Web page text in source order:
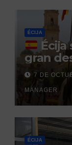
ÉCIJA
Écija
gran
la
el
Caballar
7 DE
MANAGER
ÉCIJA